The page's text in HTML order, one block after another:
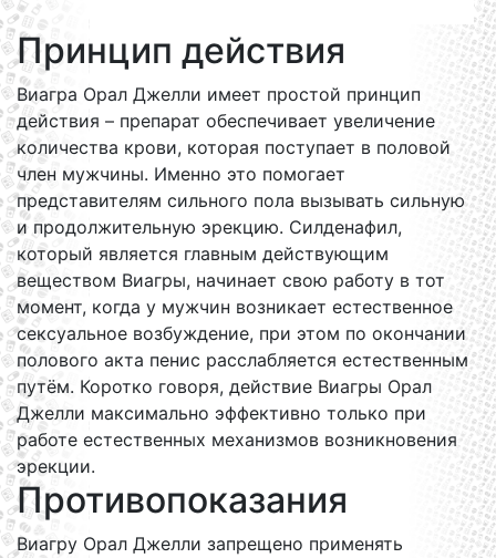
Принцип действия
Виагра Орал Джелли имеет простой принцип
действия – препарат обеспечивает увеличение
количества крови, которая поступает в половой
член мужчины. Именно это помогает
представителям сильного пола вызывать сильную
и продолжительную эрекцию. Силденафил,
который является главным действующим
веществом Виагры, начинает свою работу в тот
момент, когда у мужчин возникает естественное
сексуальное возбуждение, при этом по окончании
полового акта пенис расслабляется естественным
путём. Коротко говоря, действие Виагры Орал
Джелли максимально эффективно только при
работе естественных механизмов возникновения
эрекции.
Противопоказания
Виагру Орал Джелли запрещено применять